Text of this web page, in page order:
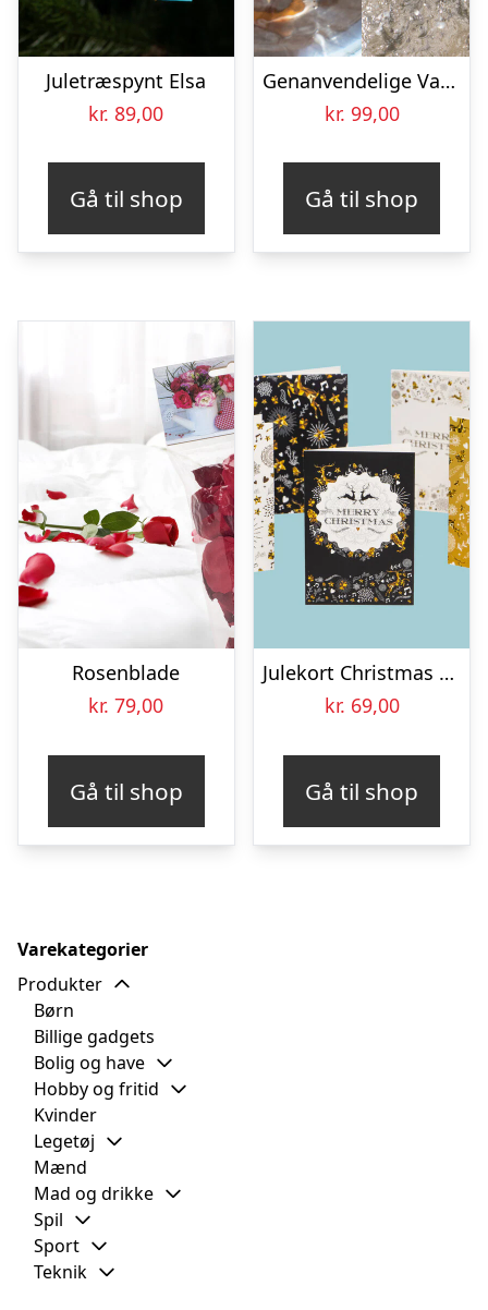
Juletræspynt Elsa
kr. 89,00
Gå til shop
Genanvendelige Vandballoner
kr. 99,00
Gå til shop
Rosenblade
kr. 79,00
Gå til shop
Julekort Christmas – 10-pak
kr. 69,00
Gå til shop
Varekategorier
Produkter
Børn
Billige gadgets
Bolig og have
Hobby og fritid
Kvinder
Legetøj
Mænd
Mad og drikke
Spil
Sport
Teknik